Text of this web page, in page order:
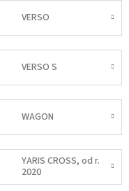
VERSO
VERSO S
WAGON
YARIS CROSS, od r.
2020